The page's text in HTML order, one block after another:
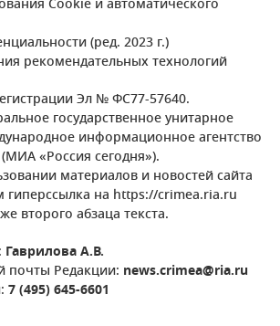
Cookie и автоматического
(ред. 2023 г.)
рекомендательных технологий
Эл № ФС77-57640.
государственное унитарное
информационное агентство
(МИА «Россия сегодня»).
материалов и новостей сайта
на https://crimea.ria.ru
второго абзаца текста.
Гаврилова А.В.
почты Редакции: news.crimea@ria.ru
7 (495) 645-6601